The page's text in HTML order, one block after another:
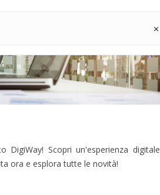
Scopri un'esperienza digitale
ora e esplora tutte le novità!